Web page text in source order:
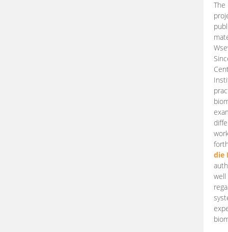
die
well